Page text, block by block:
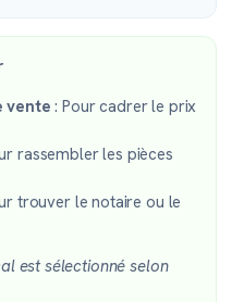
vente : Pour cadrer le prix
rassembler les pièces
trouver le notaire ou le
est sélectionné selon